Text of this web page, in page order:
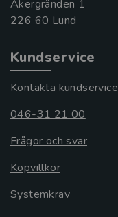
Åkergränden 1
Kundservice
Kontakta kundservice
046-31 21 00
Frågor och svar
Köpvillkor
Systemkrav